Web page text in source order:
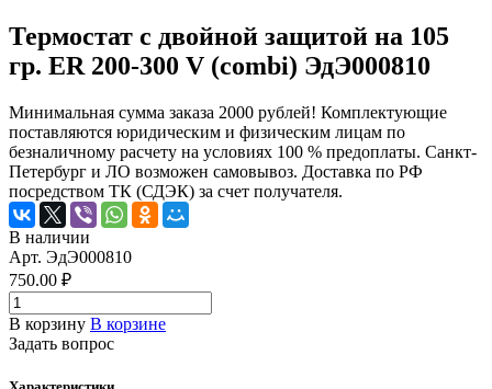
Термостат с двойной защитой на 105
гр. ER 200-300 V (combi) ЭдЭ000810
Минимальная сумма заказа 2000 рублей! Комплектующие
поставляются юридическим и физическим лицам по
безналичному расчету на условиях 100 % предоплаты. Санкт-
Петербург и ЛО возможен самовывоз. Доставка по РФ
посредством ТК (СДЭК) за счет получателя.
В наличии
Арт. ЭдЭ000810
750.00 ₽
В корзину В корзине
Задать вопрос